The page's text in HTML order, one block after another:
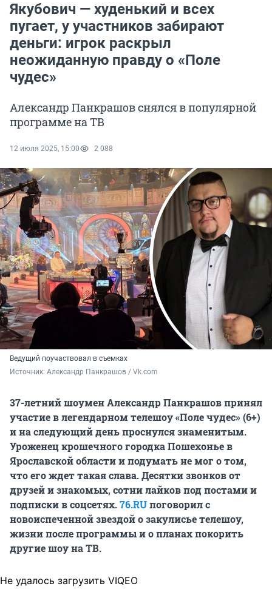
Якубович — худенький и всех
пугает, у участников забирают
деньги: игрок раскрыл
неожиданную правду о «Поле
чудес»
Александр Панкрашов снялся в популярной
программе на ТВ
12 июля 2025, 15:00 2 088
Ведущий поучаствовал в съемках
Источник: Александр Панкрашов / Vk.com
37-летний шоумен Александр Панкрашов принял
участие в легендарном телешоу «Поле чудес» (6+)
и на следующий день проснулся знаменитым.
Уроженец крошечного городка Пошехонье в
Ярославской области и подумать не мог о том,
что его ждет такая слава. Десятки звонков от
друзей и знакомых, сотни лайков под постами и
подписки в соцсетях.76.RUпоговорил с
новоиспеченной звездой о закулисье телешоу,
жизни после программы и о планах покорить
другие шоу на ТВ.
Не удалось загрузить VIQEO